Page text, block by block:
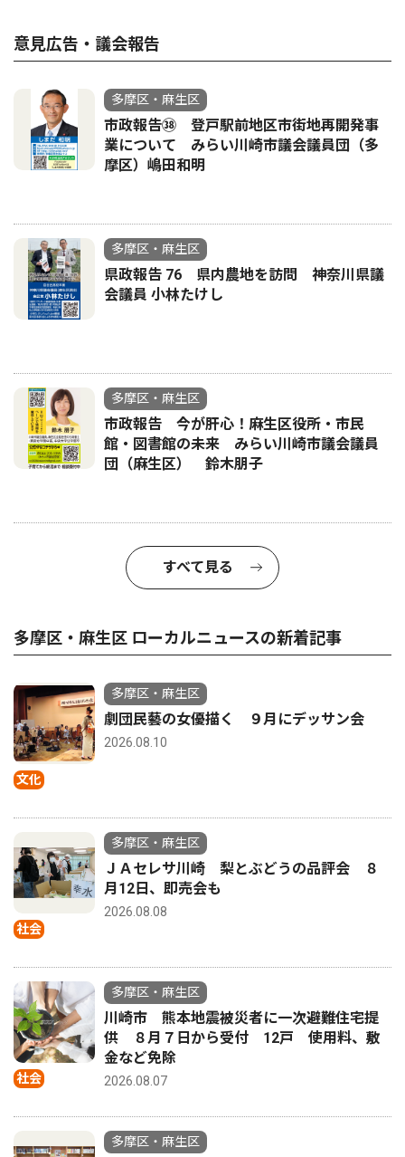
意見広告・議会報告
多摩区・麻生区
市政報告㊳ 登戸駅前地区市街地再開発事
業について みらい川崎市議会議員団（多
摩区）嶋田和明
多摩区・麻生区
県政報告 76 県内農地を訪問 神奈川県議
会議員 小林たけし
多摩区・麻生区
市政報告 今が肝心！麻生区役所・市民
館・図書館の未来 みらい川崎市議会議員
団（麻生区） 鈴木朋子
すべて見る
多摩区・麻生区 ローカルニュースの新着記事
文化
多摩区・麻生区
劇団民藝の女優描く ９月にデッサン会
2026.08.10
社会
多摩区・麻生区
ＪＡセレサ川崎 梨とぶどうの品評会 ８
月12日、即売会も
2026.08.08
社会
多摩区・麻生区
川崎市 熊本地震被災者に一次避難住宅提
供 ８月７日から受付 12戸 使用料、敷
金など免除
2026.08.07
多摩区・麻生区